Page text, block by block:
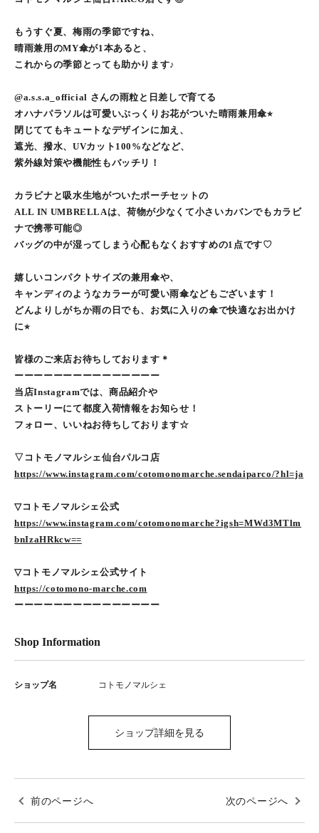
もうすぐ夏、梅雨の季節ですね、
晴雨兼用のMY傘が1本あると、
これからの季節とっても助かります♪
@a.s.s.a_official さんの雨粒と日差しで育てる
オハナパラソルは可愛いぷっくりお花がついた晴雨兼用傘⭐︎
閉じててもキュートなデザインに加え、
遮光、撥水、UVカット100%などなど、
紫外線対策や機能性もバッチリ！
カラビナと吸水生地がついたポーチセットの
ALL IN UMBRELLAは、荷物が少なくて小さいカバンでもカラビ
ナで携帯可能◎
バッグの中が湿ってしまう心配もなくおすすめの1点です♡
嬉しいコンパクトサイズの兼用傘や、
キャンディのようなカラーが可愛い雨傘などもございます！
どんよりしがちか雨の日でも、お気に入りの傘で快適なお出かけ
に⭐︎
皆様のご来店お待ちしております＊
ーーーーーーーーーーーーーーー
当店Instagramでは、商品紹介や
ストーリーにて都度入荷情報をお知らせ！
フォロー、いいねお待ちしております☆
▽コトモノマルシェ仙台パルコ店
https://www.instagram.com/cotomonomarche.sendaiparco/?hl=ja
▽コトモノマルシェ公式
https://www.instagram.com/cotomonomarche?igsh=MWd3MTlm
bnIzaHRkcw==
▽コトモノマルシェ公式サイト
https://cotomono-marche.com
ーーーーーーーーーーーーーーー
Shop Information
ショップ名 コトモノマルシェ
ショップ詳細を見る
前のページへ 次のページへ